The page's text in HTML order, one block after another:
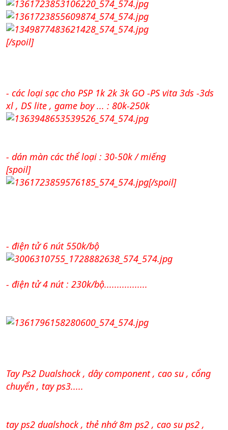
[/spoil]
- các loại sạc cho PSP 1k 2k 3k GO -PS vita 3ds -3ds
xl , DS lite , game boy ... : 80k-250k
- dán màn các thể loại : 30-50k / miếng
[spoil]
[/spoil]
- điện tử 6 nút 550k/bộ
- điện tử 4 nút : 230k/bộ.................
Tay Ps2 Dualshock , dây component , cao su , cổng
chuyển , tay ps3.....
tay ps2 dualshock , thẻ nhớ 8m ps2 , cao su ps2 ,